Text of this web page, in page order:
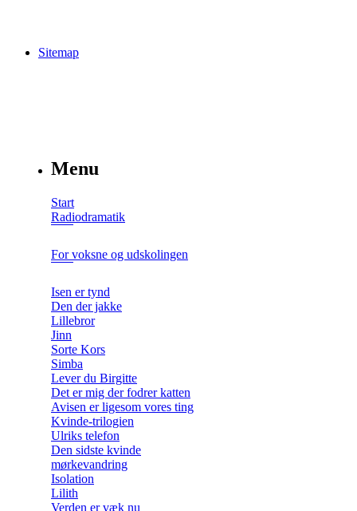
Sitemap
Menu
Start
Radiodramatik
For voksne og udskolingen
Isen er tynd
Den der jakke
Lillebror
Jinn
Sorte Kors
Simba
Lever du Birgitte
Det er mig der fodrer katten
Avisen er ligesom vores ting
Kvinde-trilogien
Ulriks telefon
Den sidste kvinde
mørkevandring
Isolation
Lilith
Verden er væk nu